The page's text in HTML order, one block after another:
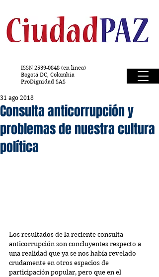
ISSN 2539-0848 (en línea)
Bogotá DC, Colombia
ProDignidad SAS
Consulta anticorrupción y
problemas de nuestra cultura
política
31 ago 2018
Los resultados de la reciente consulta
anticorrupción son concluyentes respecto a
una realidad que ya se nos había revelado
crudamente en otros espacios de
participación popular, pero que en el